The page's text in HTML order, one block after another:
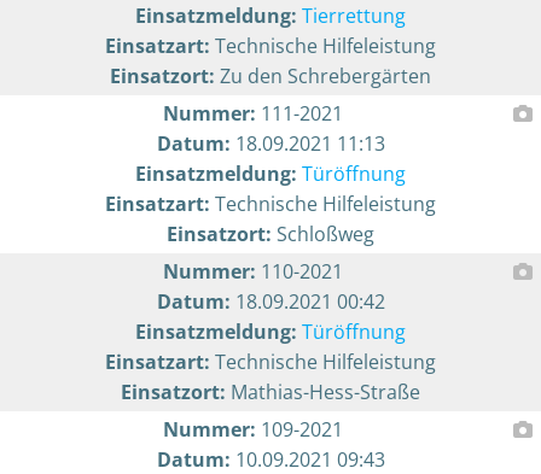
Einsatzmeldung: Tierrettung
Einsatzart: Technische Hilfeleistung
Einsatzort: Zu den Schrebergärten
Nummer: 111-2021
Datum: 18.09.2021 11:13
Einsatzmeldung: Türöffnung
Einsatzart: Technische Hilfeleistung
Einsatzort: Schloßweg
Nummer: 110-2021
Datum: 18.09.2021 00:42
Einsatzmeldung: Türöffnung
Einsatzart: Technische Hilfeleistung
Einsatzort: Mathias-Hess-Straße
Nummer: 109-2021
Datum: 10.09.2021 09:43